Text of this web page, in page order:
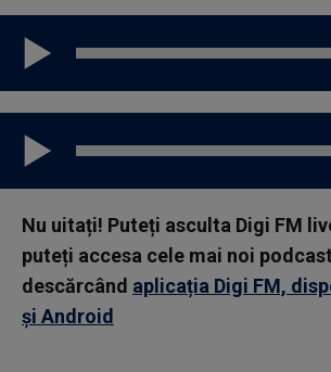
Nu uitați! Puteți asculta Digi FM
puteți accesa cele mai noi
descărcând aplicația Digi FM,
și Android